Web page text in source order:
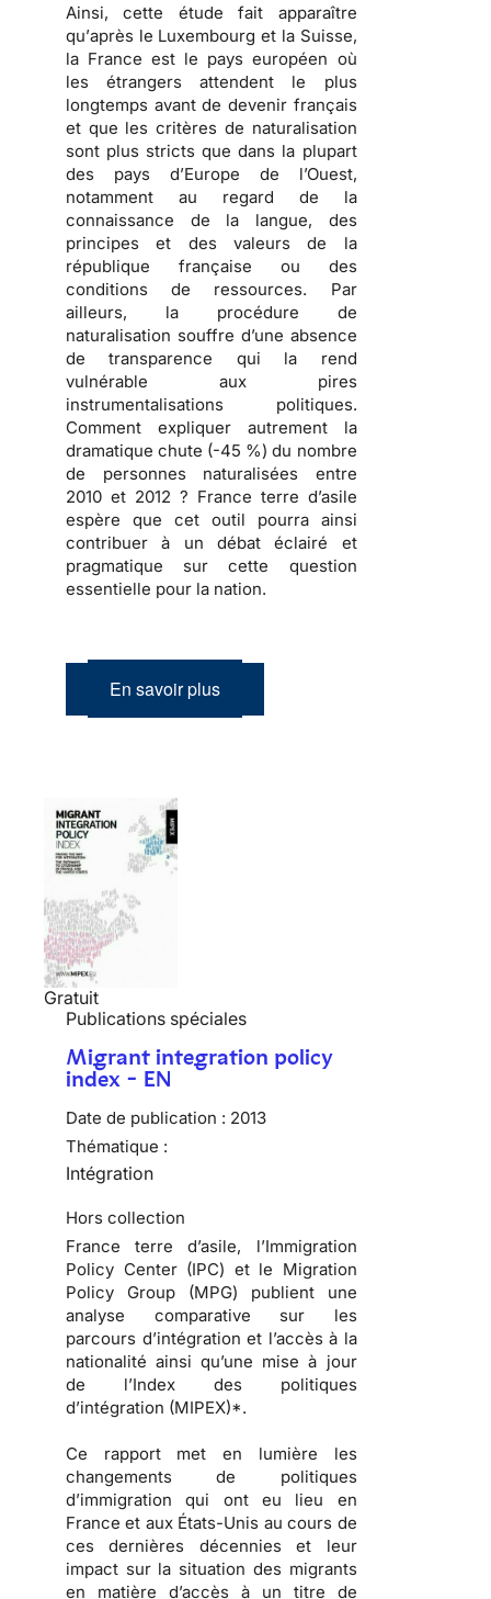
Ainsi, cette étude fait apparaître
qu’après le Luxembourg et la Suisse,
la France est le pays européen où
les étrangers attendent le plus
longtemps avant de devenir français
et que les critères de naturalisation
sont plus stricts que dans la plupart
des pays d’Europe de l’Ouest,
notamment au regard de la
connaissance de la langue, des
principes et des valeurs de la
république française ou des
conditions de ressources. Par
ailleurs, la procédure de
naturalisation souffre d’une absence
de transparence qui la rend
vulnérable aux pires
instrumentalisations politiques.
Comment expliquer autrement la
dramatique chute (-45 %) du nombre
de personnes naturalisées entre
2010 et 2012 ? France terre d’asile
espère que cet outil pourra ainsi
contribuer à un débat éclairé et
pragmatique sur cette question
essentielle pour la nation.
En savoir plus
Gratuit
Publications spéciales
Migrant integration policy
index - EN
Date de publication : 2013
Thématique :
Intégration
Hors collection
France terre d’asile, l’Immigration
Policy Center (IPC) et le Migration
Policy Group (MPG) publient une
analyse comparative sur les
parcours d’intégration et l’accès à la
nationalité ainsi qu’une mise à jour
de l’Index des politiques
d’intégration (MIPEX)*.
Ce rapport met en lumière les
changements de politiques
d’immigration qui ont eu lieu en
France et aux États-Unis au cours de
ces dernières décennies et leur
impact sur la situation des migrants
en matière d’accès à un titre de